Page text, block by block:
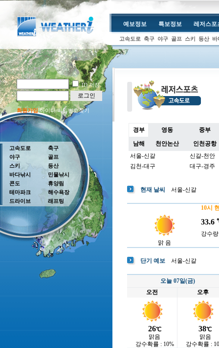
ID 저장
로그인
회원가입아이디/비밀번호찾기
예보정보 특보정보 레저스포
고속도로 축구 야구 골프 스키 등산 바
고속도로
야구
스키
바다낚시
콘도
테마파크
드라이브
축구
골프
등산
민물낚시
휴양림
해수욕장
래프팅
경부 영동
중부
남해
천안논산
인천공항
서울-신갈
신갈-천안
김천-대구
대구-경주
현재 날씨 서울-신갈
맑 음
10시
33.6
강수
단기 예보 서울-신갈
오늘 07일(금)
오전
오후
26℃
맑음
강수확률 : 10%
38℃
맑음
강수확률 :